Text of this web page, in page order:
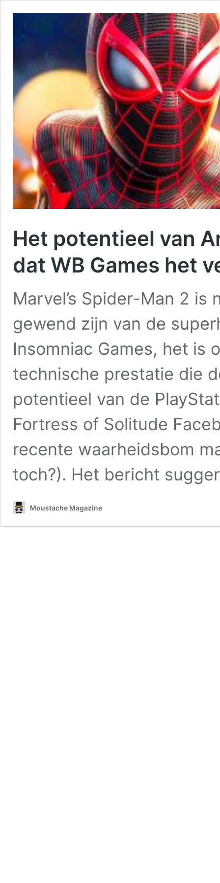
Het potentieel van
dat WB Games het
Marvel’s Spider-Man 2
gewend zijn van de
Insomniac Games, het is
technische prestatie die
potentieel van de
Fortress of Solitude
recente waarheidsbom
toch?). Het bericht
Moustache Magazine